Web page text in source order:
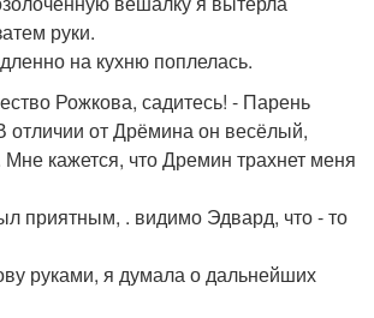
руки.
на кухню поплелась.
Рожкова, садитесь! - Парень
отличии от Дрёмина он весёлый,
кажется, что Дремин трахнет меня
приятным, . видимо Эдвард, что - то
руками, я думала о дальнейших